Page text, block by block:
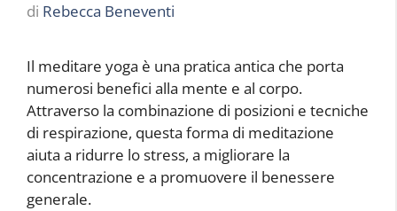
di Rebecca Beneventi
Il meditare yoga è una pratica antica che porta
numerosi benefici alla mente e al corpo.
Attraverso la combinazione di posizioni e tecniche
di respirazione, questa forma di meditazione
aiuta a ridurre lo stress, a migliorare la
concentrazione e a promuovere il benessere
generale.